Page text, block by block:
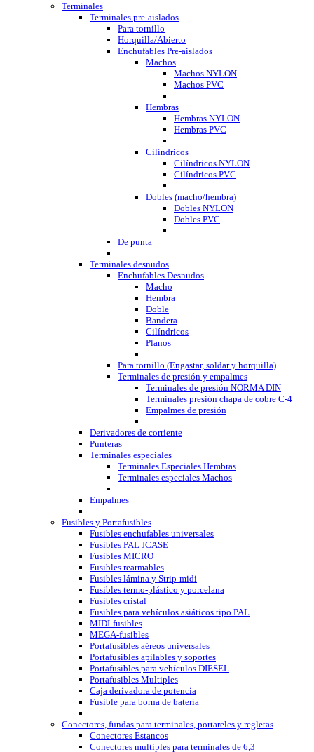
Terminales
Terminales pre-aislados
Para tornillo
Horquilla/Abierto
Enchufables Pre-aislados
Machos
Machos NYLON
Machos PVC
Hembras
Hembras NYLON
Hembras PVC
Cilíndricos
Cilíndricos NYLON
Cilíndricos PVC
Dobles (macho/hembra)
Dobles NYLON
Dobles PVC
De punta
Terminales desnudos
Enchufables Desnudos
Macho
Hembra
Doble
Bandera
Cilíndricos
Planos
Para tornillo (Engastar, soldar y horquilla)
Terminales de presión y empalmes
Terminales de presión NORMA DIN
Terminales presión chapa de cobre C-4
Empalmes de presión
Derivadores de corriente
Punteras
Terminales especiales
Terminales Especiales Hembras
Terminales especiales Machos
Empalmes
Fusibles y Portafusibles
Fusibles enchufables universales
Fusibles PAL JCASE
Fusibles MICRO
Fusibles rearmables
Fusibles lámina y Strip-midi
Fusibles termo-plástico y porcelana
Fusibles cristal
Fusibles para vehículos asiáticos tipo PAL
MIDI-fusibles
MEGA-fusibles
Portafusibles aéreos universales
Portafusibles apilables y soportes
Portafusibles para vehículos DIESEL
Portafusibles Multiples
Caja derivadora de potencia
Fusible para borna de batería
Conectores, fundas para terminales, portareles y regletas
Conectores Estancos
Conectores multiples para terminales de 6,3